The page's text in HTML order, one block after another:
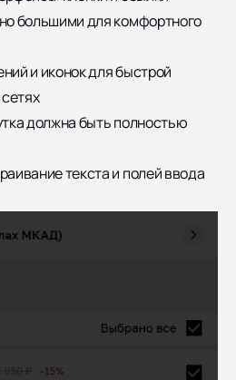
большими для комфортного
и иконок для быстрой
должна быть полностью
текста и полей ввода